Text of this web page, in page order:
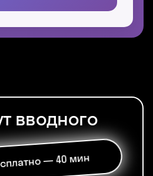
вводного
— 40 мин